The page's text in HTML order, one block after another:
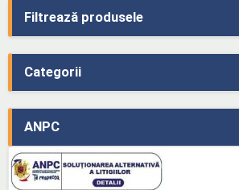
Filtrează produsele
Categorii
ANPC